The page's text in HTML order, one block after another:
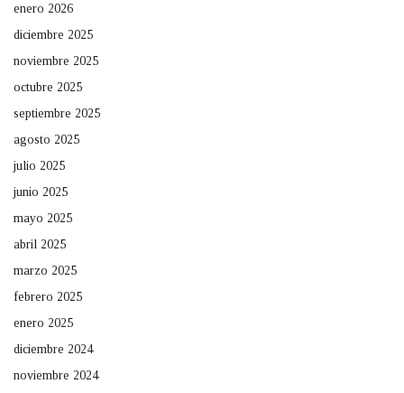
enero 2026
diciembre 2025
noviembre 2025
octubre 2025
septiembre 2025
agosto 2025
julio 2025
junio 2025
mayo 2025
abril 2025
marzo 2025
febrero 2025
enero 2025
diciembre 2024
noviembre 2024